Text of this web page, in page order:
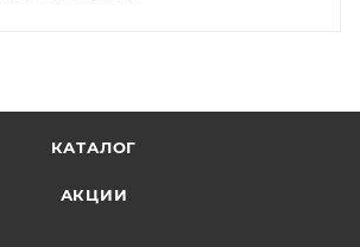
КАТАЛОГ
АКЦИИ